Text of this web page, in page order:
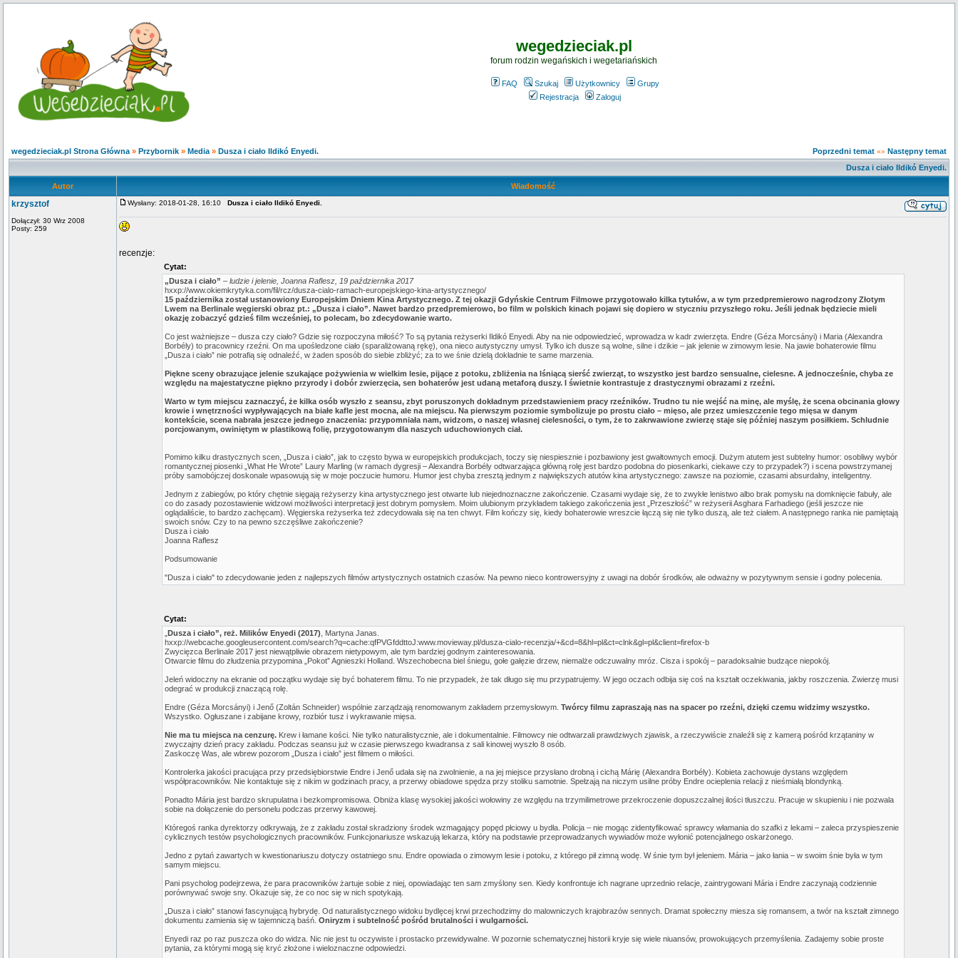
wegedzieciak.pl
forum rodzin wegańskich i wegetariańskich
FAQ Szukaj Użytkownicy
Grupy
Rejestracja
Zaloguj
wegedzieciak.pl Strona Główna » Przybornik » Media » Dusza i ciało Ildikó Enyedi. Poprzedni temat «» Następny temat
Dusza i ciało Ildikó Enyedi.
Autor Wiadomość
krzysztof
Dołączył: 30 Wrz 2008
Posty: 259
Wysłany: 2018-01-28, 16:10 Dusza i ciało Ildikó Enyedi.
recenzje:
Cytat:
„Dusza i ciało” –ludzie i jelenie, Joanna Raflesz, 19 października 2017
hxxp://www.okiemkrytyka.com/fil/rcz/dusza-cialo-ramach-europejskiego-kina-artystycznego/
15 października został ustanowiony Europejskim Dniem Kina Artystycznego. Z tej okazji Gdyńskie Centrum Filmowe przygotowało kilka tytułów, a w tym przedpremierowo nagrodzony Złotym
Lwem na Berlinale węgierski obraz pt.: „Dusza i ciało”. Nawet bardzo przedpremierowo, bo film w polskich kinach pojawi się dopiero w styczniu przyszłego roku. Jeśli jednak będziecie mieli
okazję zobaczyć gdzieś film wcześniej, to polecam, bo zdecydowanie warto.
Co jest ważniejsze – dusza czy ciało? Gdzie się rozpoczyna miłość? To są pytania reżyserki Ildikó Enyedi. Aby na nie odpowiedzieć, wprowadza w kadr zwierzęta. Endre (Géza Morcsányi) i Maria (Alexandra
Borbély) to pracownicy rzeźni. On ma upośledzone ciało (sparaliżowaną rękę), ona nieco autystyczny umysł. Tylko ich dusze są wolne, silne i dzikie – jak jelenie w zimowym lesie. Na jawie bohaterowie filmu
„Dusza i ciało” nie potrafią się odnaleźć, w żaden sposób do siebie zbliżyć; za to we śnie dzielą dokładnie te same marzenia.
Piękne sceny obrazujące jelenie szukające pożywienia w wielkim lesie, pijące z potoku, zbliżenia na lśniącą sierść zwierząt, to wszystko jest bardzo sensualne, cielesne. A jednocześnie, chyba ze
względu na majestatyczne piękno przyrody i dobór zwierzęcia, sen bohaterów jest udaną metaforą duszy. I świetnie kontrastuje z drastycznymi obrazami z rzeźni.
Warto w tym miejscu zaznaczyć, że kilka osób wyszło z seansu, zbyt poruszonych dokładnym przedstawieniem pracy rzeźników. Trudno tu nie wejść na minę, ale myślę, że scena obcinania głowy
krowie i wnętrzności wypływających na białe kafle jest mocna, ale na miejscu. Na pierwszym poziomie symbolizuje po prostu ciało – mięso, ale przez umieszczenie tego mięsa w danym
kontekście, scena nabrała jeszcze jednego znaczenia: przypomniała nam, widzom, o naszej własnej cielesności, o tym, że to zakrwawione zwierzę staje się później naszym posiłkiem. Schludnie
porcjowanym, owiniętym w plastikową folię, przygotowanym dla naszych uduchowionych ciał.
Pomimo kilku drastycznych scen, „Dusza i ciało”, jak to często bywa w europejskich produkcjach, toczy się niespiesznie i pozbawiony jest gwałtownych emocji. Dużym atutem jest subtelny humor: osobliwy wybór
romantycznej piosenki „What He Wrote” Laury Marling (w ramach dygresji – Alexandra Borbély odtwarzająca główną rolę jest bardzo podobna do piosenkarki, ciekawe czy to przypadek?) i scena powstrzymanej
próby samobójczej doskonale wpasowują się w moje poczucie humoru. Humor jest chyba zresztą jednym z największych atutów kina artystycznego: zawsze na poziomie, czasami absurdalny, inteligentny.
Jednym z zabiegów, po który chętnie sięgają reżyserzy kina artystycznego jest otwarte lub niejednoznaczne zakończenie. Czasami wydaje się, że to zwykłe lenistwo albo brak pomysłu na domknięcie fabuły, ale
co do zasady pozostawienie widzowi możliwości interpretacji jest dobrym pomysłem. Moim ulubionym przykładem takiego zakończenia jest „Przeszłość” w reżyserii Asghara Farhadiego (jeśli jeszcze nie
oglądaliście, to bardzo zachęcam). Węgierska reżyserka też zdecydowała się na ten chwyt. Film kończy się, kiedy bohaterowie wreszcie łączą się nie tylko duszą, ale też ciałem. A następnego ranka nie pamiętają
swoich snów. Czy to na pewno szczęśliwe zakończenie?
Dusza i ciało
Joanna Raflesz
Podsumowanie
"Dusza i ciało" to zdecydowanie jeden z najlepszych filmów artystycznych ostatnich czasów. Na pewno nieco kontrowersyjny z uwagi na dobór środków, ale odważny w pozytywnym sensie i godny polecenia.
Cytat:
Dusza i ciało”, reż. Milików Enyedi (2017) , Martyna Janas.
hxxp://webcache.googleusercontent.com/search?q=cache:qfPVGfddttoJ:www.movieway.pl/dusza-cialo-recenzja/+&cd=8&hl=pl&ct=clnk&gl=pl&client=firefox-b
Zwycięzca Berlinale 2017 jest niewątpliwie obrazem nietypowym, ale tym bardziej godnym zainteresowania.
Otwarcie filmu do złudzenia przypomina „Pokot” Agnieszki Holland. Wszechobecna biel śniegu, gołe gałęzie drzew, niemalże odczuwalny mróz. Cisza i spokój – paradoksalnie budzące niepokój.
Jeleń widoczny na ekranie od początku wydaje się być bohaterem filmu. To nie przypadek, że tak długo się mu przypatrujemy. W jego oczach odbija się coś na kształt oczekiwania, jakby roszczenia. Zwierzę musi
odegrać w produkcji znaczącą rolę.
Endre (Géza Morcsányi) i Jenő (Zoltán Schneider) wspólnie zarządzają renomowanym zakładem przemysłowym. Twórcy filmu zapraszają nas na spacer po rzeźni, dzięki czemu widzimy wszystko.
Wszystko. Ogłuszane i zabijane krowy, rozbiór tusz i wykrawanie mięsa.
Nie ma tu miejsca na cenzurę. Krew i łamane kości. Nie tylko naturalistycznie, ale i dokumentalnie. Filmowcy nie odtwarzali prawdziwych zjawisk, a rzeczywiście znaleźli się z kamerą pośród krzątaniny w
zwyczajny dzień pracy zakładu. Podczas seansu już w czasie pierwszego kwadransa z sali kinowej wyszło 8 osób.
Zaskoczę Was, ale wbrew pozorom „Dusza i ciało” jest filmem o miłości.
Kontrolerka jakości pracująca przy przedsiębiorstwie Endre i Jenő udała się na zwolnienie, a na jej miejsce przysłano drobną i cichą Márię (Alexandra Borbély). Kobieta zachowuje dystans względem
współpracowników. Nie kontaktuje się z nikim w godzinach pracy, a przerwy obiadowe spędza przy stoliku samotnie. Spełzają na niczym usilne próby Endre ocieplenia relacji z nieśmiałą blondynką.
Ponadto Mária jest bardzo skrupulatna i bezkompromisowa. Obniża klasę wysokiej jakości wołowiny ze względu na trzymilimetrowe przekroczenie dopuszczalnej ilości tłuszczu. Pracuje w skupieniu i nie pozwala
sobie na dołączenie do personelu podczas przerwy kawowej.
Któregoś ranka dyrektorzy odkrywają, że z zakładu został skradziony środek wzmagający popęd płciowy u bydła. Policja – nie mogąc zidentyfikować sprawcy włamania do szafki z lekami – zaleca przyspieszenie
cyklicznych testów psychologicznych pracowników. Funkcjonariusze wskazują lekarza, który na podstawie przeprowadzanych wywiadów może wyłonić potencjalnego oskarżonego.
Jedno z pytań zawartych w kwestionariuszu dotyczy ostatniego snu. Endre opowiada o zimowym lesie i potoku, z którego pił zimną wodę. W śnie tym był jeleniem. Mária – jako łania – w swoim śnie była w tym
samym miejscu.
Pani psycholog podejrzewa, że para pracowników żartuje sobie z niej, opowiadając ten sam zmyślony sen. Kiedy konfrontuje ich nagrane uprzednio relacje, zaintrygowani Mária i Endre zaczynają codziennie
porównywać swoje sny. Okazuje się, że co noc się w nich spotykają.
„Dusza i ciało” stanowi fascynującą hybrydę. Od naturalistycznego widoku bydlęcej krwi przechodzimy do malowniczych krajobrazów sennych. Dramat społeczny miesza się romansem, a twór na kształt zimnego
dokumentu zamienia się w tajemniczą baśń. Oniryzm i subtelność pośród brutalności i wulgarności.
Enyedi raz po raz puszcza oko do widza. Nic nie jest tu oczywiste i prostacko przewidywalne. W pozornie schematycznej historii kryje się wiele niuansów, prowokujących przemyślenia. Zadajemy sobie proste
pytania, za którymi mogą się kryć złożone i wieloznaczne odpowiedzi.